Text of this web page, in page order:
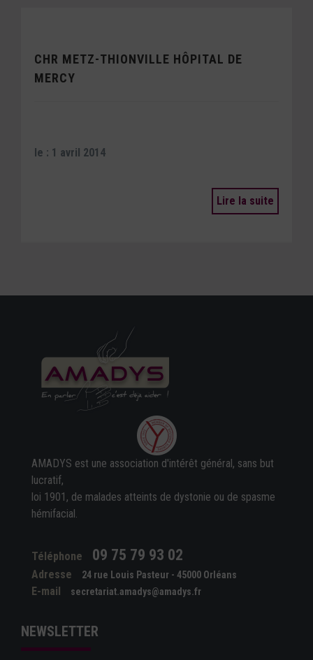
CHR METZ-THIONVILLE HÔPITAL DE
MERCY
le : 1 avril 2014
Lire la suite
AMADYS est une association d'intérêt général, sans but
lucratif,
loi 1901, de malades atteints de dystonie ou de spasme
hémifacial.
Téléphone 09 75 79 93 02
Adresse 24 rue Louis Pasteur - 45000 Orléans
E-mail secretariat.amadys@amadys.fr
NEWSLETTER